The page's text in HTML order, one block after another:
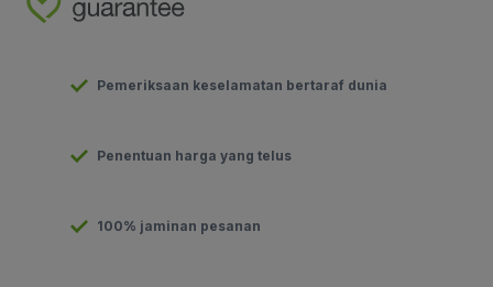
Pemeriksaan keselamatan bertaraf dunia
Penentuan harga yang telus
100% jaminan pesanan